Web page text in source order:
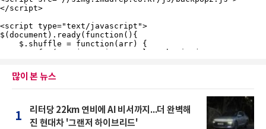
많이 본 뉴스
1
리터당 22km 연비에 AI 비서까지...더 완벽해
진 현대차 '그랜저 하이브리드'